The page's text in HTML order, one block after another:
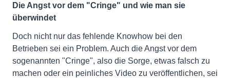
Die Angst vor dem "Cringe" und wie man sie
überwindet
Doch nicht nur das fehlende Knowhow bei den
Betrieben sei ein Problem. Auch die Angst vor dem
sogenannten "Cringe", also die Sorge, etwas falsch zu
machen oder ein peinliches Video zu veröffentlichen, sei